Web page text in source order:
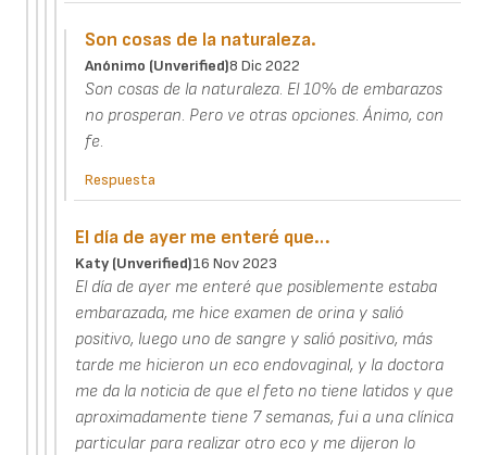
Son cosas de la naturaleza.
Anónimo (unverified)8 Dic 2022
Son cosas de la naturaleza. El 10% de embarazos
no prosperan. Pero ve otras opciones. Ánimo, con
fe.
Respuesta
El día de ayer me enteré que…
Katy (unverified)16 Nov 2023
El día de ayer me enteré que posiblemente estaba
embarazada, me hice examen de orina y salió
positivo, luego uno de sangre y salió positivo, más
tarde me hicieron un eco endovaginal, y la doctora
me da la noticia de que el feto no tiene latidos y que
aproximadamente tiene 7 semanas, fui a una clínica
particular para realizar otro eco y me dijeron lo